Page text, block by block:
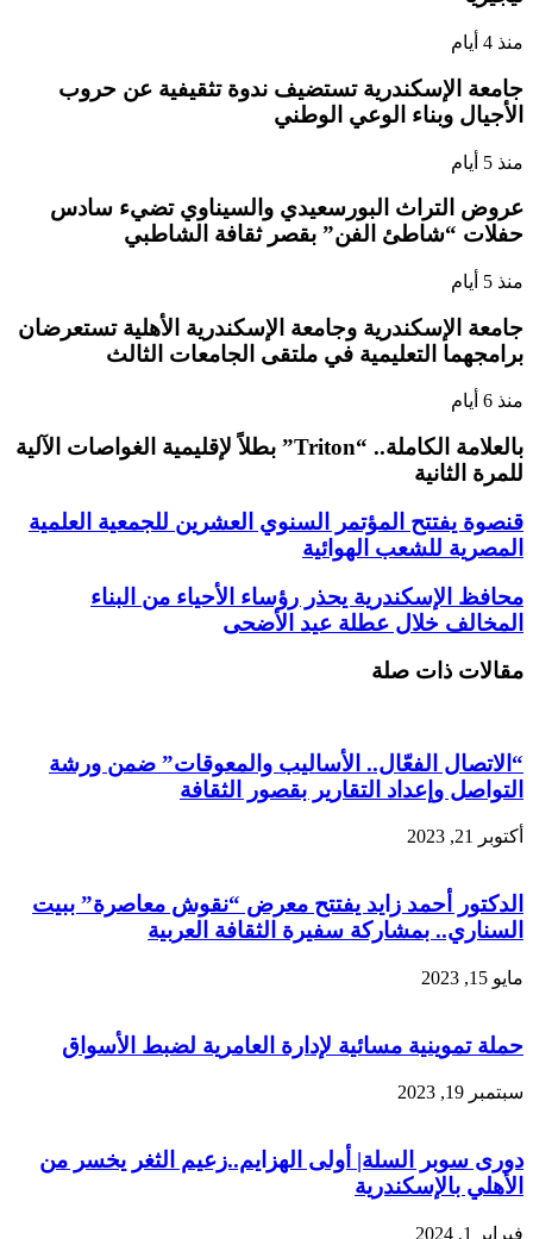
منذ 4 أيام
جامعة الإسكندرية تستضيف ندوة تثقيفية عن حروب
الأجيال وبناء الوعي الوطني
منذ 5 أيام
عروض التراث البورسعيدي والسيناوي تضيء سادس
حفلات “شاطئ الفن” بقصر ثقافة الشاطبي
منذ 5 أيام
جامعة الإسكندرية وجامعة الإسكندرية الأهلية تستعرضان
برامجهما التعليمية في ملتقى الجامعات الثالث
منذ 6 أيام
بالعلامة الكاملة.. “Triton” بطلاً لإقليمية الغواصات الآلية
للمرة الثانية
قنصوة يفتتح المؤتمر السنوي العشرين للجمعية العلمية
المصرية للشعب الهوائية
محافظ الإسكندرية يحذر رؤساء الأحياء من البناء
المخالف خلال عطلة عيد الأضحى
مقالات ذات صلة
“الاتصال الفعّال.. الأساليب والمعوقات” ضمن ورشة
التواصل وإعداد التقارير بقصور الثقافة
أكتوبر 21, 2023
الدكتور أحمد زايد يفتتح معرض “نقوش معاصرة” ببيت
السناري.. بمشاركة سفيرة الثقافة العربية
مايو 15, 2023
حملة تموينية مسائية لإدارة العامرية لضبط الأسواق
سبتمبر 19, 2023
دورى سوبر السلة| أولى الهزايم..زعيم الثغر يخسر من
الأهلي بالإسكندرية
فبراير 1, 2024